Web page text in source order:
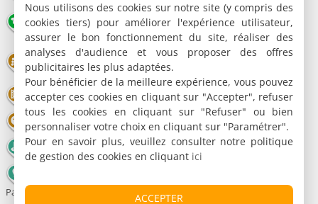
Lac / Plan d'eau
Congrès - Parc
Expo
Restaurant
Domaine viticole
Salle de
spectacles
Cinéma Parc animalier Parc de loisirs
Football Patinoire
Golf Equitation Piscine
Parachute
Nous utilisons des cookies sur notre site (y compris des
cookies tiers) pour améliorer l'expérience utilisateur,
assurer le bon fonctionnement du site, réaliser des
analyses d'audience et vous proposer des offres
publicitaires les plus adaptées.
Pour bénéficier de la meilleure expérience, vous pouvez
accepter ces cookies en cliquant sur "Accepter", refuser
tous les cookies en cliquant sur "Refuser" ou bien
personnaliser votre choix en cliquant sur "Paramétrer".
Pour en savoir plus, veuillez consulter notre politique
de gestion des cookies en cliquant ici
ACCEPTER